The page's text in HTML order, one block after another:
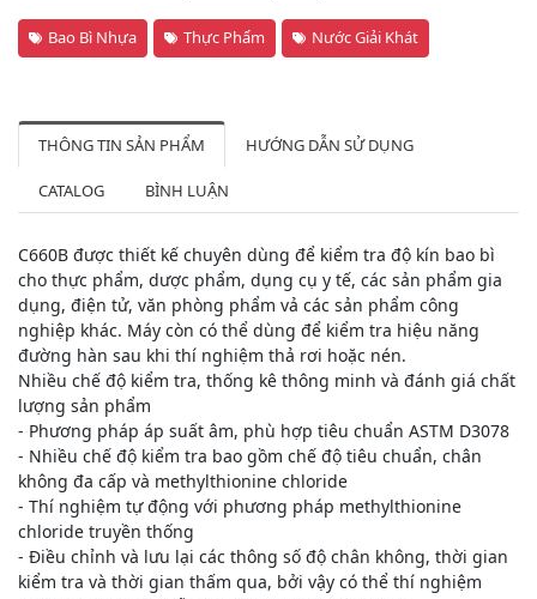
Bao Bì Nhựa Thực Phẩm Nước Giải Khát
THÔNG TIN SẢN PHẨM HƯỚNG DẪN SỬ DỤNG
CATALOG BÌNH LUẬN
C660B được thiết kế chuyên dùng để kiểm tra độ kín bao bì
cho thực phẩm, dược phẩm, dụng cụ y tế, các sản phẩm gia
dụng, điện tử, văn phòng phẩm vả các sản phẩm công
nghiệp khác. Máy còn có thể dùng để kiểm tra hiệu năng
đường hàn sau khi thí nghiệm thả rơi hoặc nén.
Nhiều chế độ kiểm tra, thống kê thông minh và đánh giá chất
lượng sản phẩm
- Phương pháp áp suất âm, phù hợp tiêu chuẩn ASTM D3078
- Nhiều chế độ kiểm tra bao gồm chế độ tiêu chuẩn, chân
không đa cấp và methylthionine chloride
- Thí nghiệm tự động với phương pháp methylthionine
chloride truyền thống
- Điều chỉnh và lưu lại các thông số độ chân không, thời gian
kiểm tra và thời gian thấm qua, bởi vậy có thể thí nghiệm